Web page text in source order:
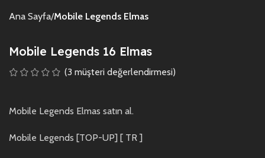
Ana Sayfa Mobile Legends Elmas
Mobile Legends 16 Elmas
(3 müşteri değerlendirmesi)
Mobile Legends Elmas satın al.
Mobile Legends [TOP-UP] [ TR ]